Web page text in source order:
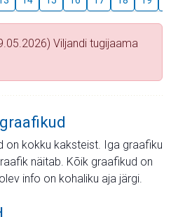
Viljandi tugijaama
on kokku kaksteist. Iga graafiku
näitab. Kõik graafikud on
info on kohaliku aja järgi.